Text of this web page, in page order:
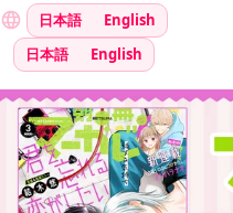
日本語
English
日本語
English